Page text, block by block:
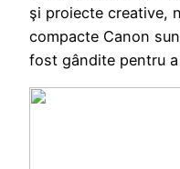
şi proiecte creative,
compacte Canon
fost gândite pentru